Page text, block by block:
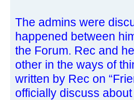
The admins were
happened between
the Forum. Rec and
other in the ways of
written by Rec on
officially discuss